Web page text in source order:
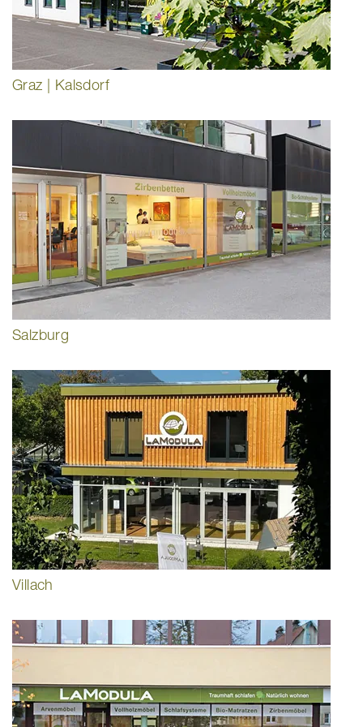
Graz | Kalsdorf
Salzburg
Villach